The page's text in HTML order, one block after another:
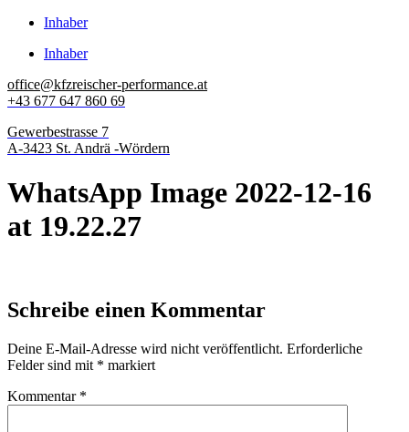
Inhaber
Inhaber
office@kfzreischer-performance.at
+43 677 647 860 69
Gewerbestrasse 7
A-3423 St. Andrä -Wördern
WhatsApp Image 2022-12-16
at 19.22.27
Schreibe einen Kommentar
Deine E-Mail-Adresse wird nicht veröffentlicht. Erforderliche
Felder sind mit * markiert
Kommentar *